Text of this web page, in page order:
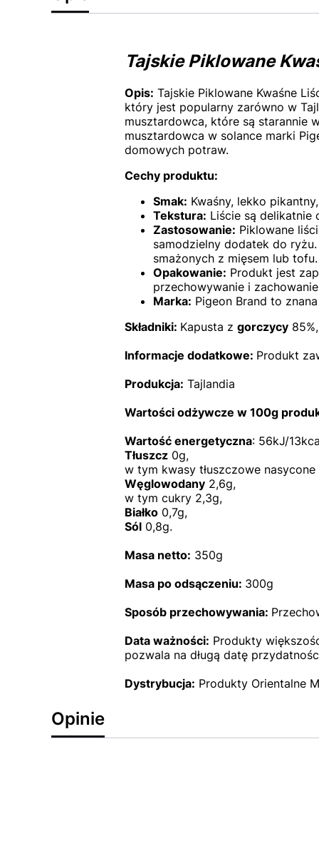
Tajskie Piklowane
Opis: Tajskie Piklowane Kwaśne
który jest popularny zarówno w
musztardowca, które są starannie
musztardowca w solance marki
domowych potraw.
Cechy produktu:
Smak: Kwaśny, lekko
Tekstura: Liście są delikatnie
Zastosowanie: Piklowane
samodzielny dodatek do
smażonych z mięsem lub tofu.
Opakowanie: Produkt jest
przechowywanie i
Marka: Pigeon Brand to
Składniki: Kapusta z gorczycy85%,
Informacje dodatkowe: Produkt
Produkcja: Tajlandia
Wartości odżywcze w 100g
Wartość energetyczna: 56kJ/
Tłuszcz0g,
w tym kwasy tłuszczowe nasycone
Węglowodany2,6g,
w tym cukry 2,3g,
Białko0,7g,
Sól0,8g.
Masa netto: 350g
Masa po odsączeniu: 300g
Sposób przechowywania:
Data ważności: Produkty
pozwala na długą datę
Dystrybucja: Produkty Orientalne
Opinie